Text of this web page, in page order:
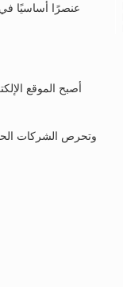
عنصرًا أساسيًا في
أصبح الموقع
وتحرص الشركات